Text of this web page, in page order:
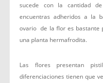
sucede con la cantidad
encuentras adheridos a la
ovario de la flor es bastante
una planta hermafrodita.
Las flores presentan
diferenciaciones tienen que